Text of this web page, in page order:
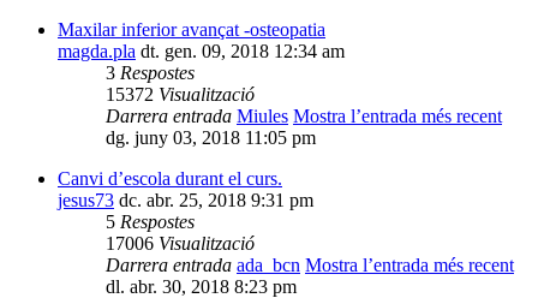
Maxilar inferior avançat -osteopatia
magda.pla dt. gen. 09, 2018 12:34 am
3 Respostes
15372 Visualització
Darrera entrada Miules Mostra l’entrada més recent
dg. juny 03, 2018 11:05 pm
Canvi d’escola durant el curs.
jesus73 dc. abr. 25, 2018 9:31 pm
5 Respostes
17006 Visualització
Darrera entrada ada_bcn Mostra l’entrada més recent
dl. abr. 30, 2018 8:23 pm